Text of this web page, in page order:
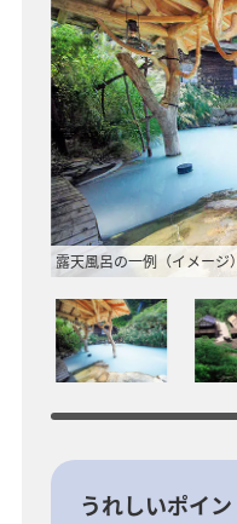
露天風呂の一例（イメージ）
うれしいポイン